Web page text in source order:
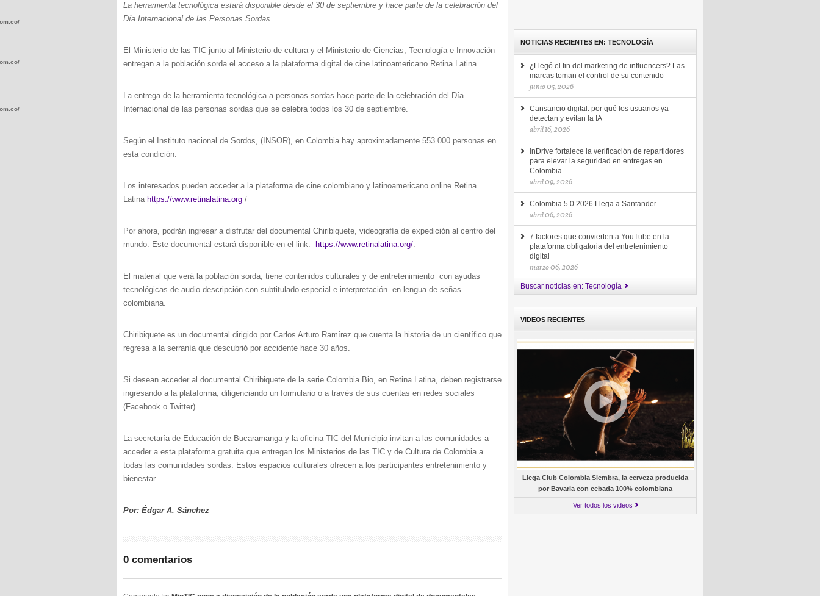
La herramienta tecnológica estará disponible desde el 30 de septiembre y hace parte de la celebración del
Día Internacional de las Personas Sordas.
El Ministerio de las TIC junto al Ministerio de cultura y el Ministerio de Ciencias, Tecnología e Innovación
entregan a la población sorda el acceso a la plataforma digital de cine latinoamericano Retina Latina.
La entrega de la herramienta tecnológica a personas sordas hace parte de la celebración del Día
Internacional de las personas sordas que se celebra todos los 30 de septiembre.
Según el Instituto nacional de Sordos, (INSOR), en Colombia hay aproximadamente 553.000 personas en
esta condición.
Los interesados pueden acceder a la plataforma de cine colombiano y latinoamericano online Retina
Latina https://www.retinalatina.org /
Por ahora, podrán ingresar a disfrutar del documental Chiribiquete, videografía de expedición al centro del
mundo. Este documental estará disponible en el link:
https://www.retinalatina.org/.
El material que verá la población sorda, tiene contenidos culturales y de entretenimiento con ayudas
tecnológicas de audio descripción con subtitulado especial e interpretación en lengua de señas
colombiana.
Chiribiquete es un documental dirigido por Carlos Arturo Ramírez que cuenta la historia de un científico que
regresa a la serranía que descubrió por accidente hace 30 años.
Si desean acceder al documental Chiribiquete de la serie Colombia Bio, en Retina Latina, deben registrarse
ingresando a la plataforma, diligenciando un formulario o a través de sus cuentas en redes sociales
(Facebook o Twitter).
La secretaría de Educación de Bucaramanga y la oficina TIC del Municipio invitan a las comunidades a
acceder a esta plataforma gratuita que entregan los Ministerios de las TIC y de Cultura de Colombia a
todas las comunidades sordas. Estos espacios culturales ofrecen a los participantes entretenimiento y
bienestar.
Por: Édgar A. Sánchez
0 comentarios
NOTICIAS RECIENTES EN: TECNOLOGÍA
¿Llegó el fin del marketing de influencers? Las
marcas toman el control de su contenido
junio 05, 2026
Cansancio digital: por qué los usuarios ya
detectan y evitan la IA
abril 16, 2026
inDrive fortalece la verificación de repartidores
para elevar la seguridad en entregas en
Colombia
abril 09, 2026
Colombia 5.0 2026 Llega a Santander.
abril 06, 2026
7 factores que convierten a YouTube en la
plataforma obligatoria del entretenimiento
digital
marzo 06, 2026
Buscar noticias en: Tecnología
VIDEOS RECIENTES
Llega Club Colombia Siembra, la cerveza producida
por Bavaria con cebada 100% colombiana
Ver todos los videos
wp-
wp-
wp-